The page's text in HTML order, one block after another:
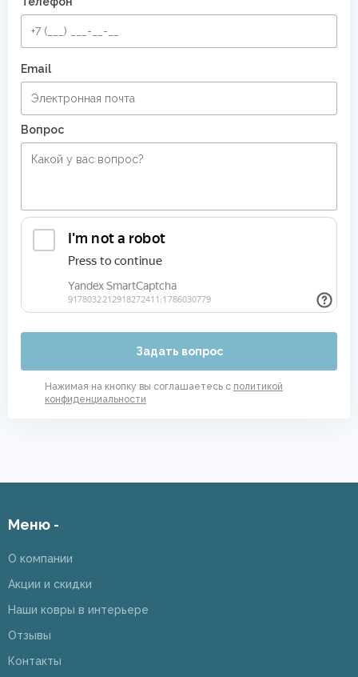
Email
Вопрос
Задать вопрос
Нажимая на кнопку вы соглашаетесь с политикой
конфиденциальности
Меню -
О компании
Акции и скидки
Наши ковры в интерьере
Отзывы
Контакты